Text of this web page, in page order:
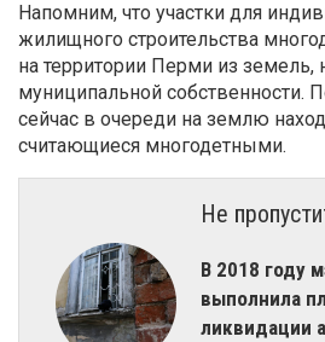
Напомним, что участки для
жилищного строительства
на территории Перми из земель,
муниципальной собственности.
сейчас в очереди на землю
считающиеся многодетными.
Не
В 2018 году
выполнила
ликвидации